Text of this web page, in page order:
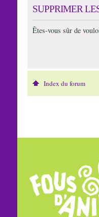
SUPPRIMER
Êtes-vous sûr de
Index du forum